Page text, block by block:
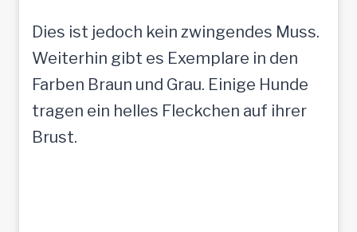
Dies ist jedoch kein zwingendes Muss.
Weiterhin gibt es Exemplare in den
Farben Braun und Grau. Einige Hunde
tragen ein helles Fleckchen auf ihrer
Brust.